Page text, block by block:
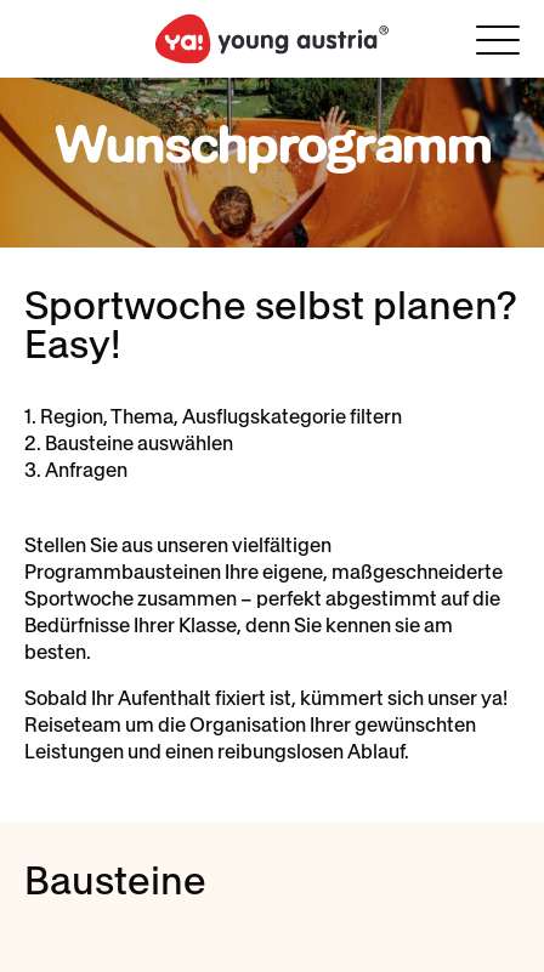
Wunschprogramm
Sportwoche selbst planen?
Easy!
1. Region, Thema, Ausflugskategorie filtern
2. Bausteine auswählen
3. Anfragen
Stellen Sie aus unseren vielfältigen
Programmbausteinen Ihre eigene, maßgeschneiderte
Sportwoche zusammen – perfekt abgestimmt auf die
Bedürfnisse Ihrer Klasse, denn Sie kennen sie am
besten.
Sobald Ihr Aufenthalt fixiert ist, kümmert sich unser ya!
Reiseteam um die Organisation Ihrer gewünschten
Leistungen und einen reibungslosen Ablauf.
Bausteine